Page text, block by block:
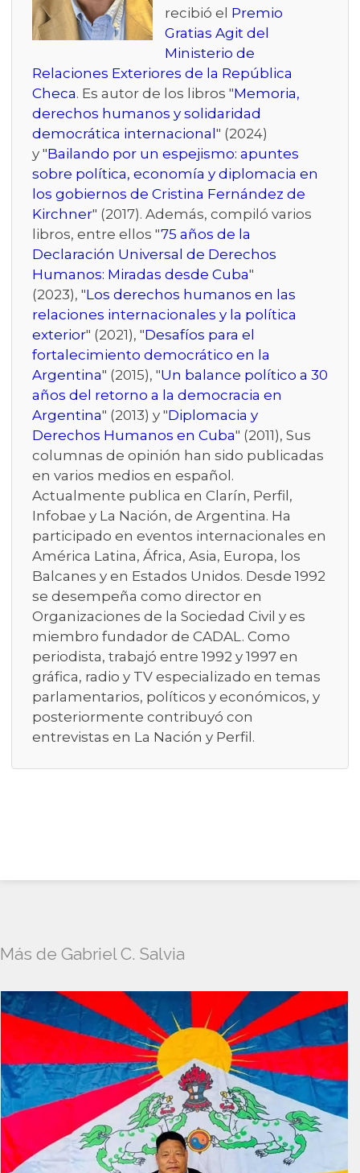
recibió el Premio
Gratias Agit del
Ministerio de
Relaciones Exteriores de la República
Checa. Es autor de los libros "Memoria,
derechos humanos y solidaridad
democrática internacional " (2024)
y "Bailando por un espejismo: apuntes
sobre política, economía y diplomacia en
los gobiernos de Cristina Fernández de
Kirchner" (2017). Además, compiló varios
libros, entre ellos "75 años de la
Declaración Universal de Derechos
Humanos: Miradas desde Cuba"
(2023), "Los derechos humanos en las
relaciones internacionales y la política
exterior" (2021), "Desafíos para el
fortalecimiento democrático en la
Argentina" (2015), "Un balance político a 30
años del retorno a la democracia en
Argentina" (2013) y "Diplomacia y
Derechos Humanos en Cuba" (2011), Sus
columnas de opinión han sido publicadas
en varios medios en español.
Actualmente publica en Clarín, Perfil,
Infobae y La Nación, de Argentina. Ha
participado en eventos internacionales en
América Latina, África, Asia, Europa, los
Balcanes y en Estados Unidos. Desde 1992
se desempeña como director en
Organizaciones de la Sociedad Civil y es
miembro fundador de CADAL. Como
periodista, trabajó entre 1992 y 1997 en
gráfica, radio y TV especializado en temas
parlamentarios, políticos y económicos, y
posteriormente contribuyó con
entrevistas en La Nación y Perfil.
Más de Gabriel C. Salvia